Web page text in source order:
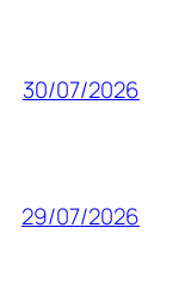
30/07/2026
29/07/2026